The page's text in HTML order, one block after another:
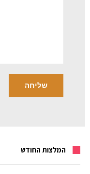
המלצות החודש